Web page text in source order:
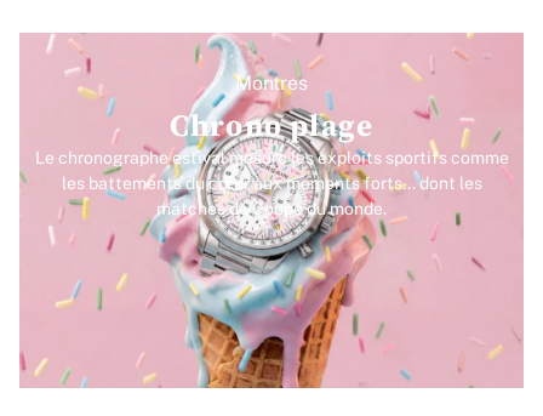
Montres
Chrono plage
Le chronographe estival mesure les exploits sportifs comme
les battements du cœur aux moments forts... dont les
matches de Coupe du monde.